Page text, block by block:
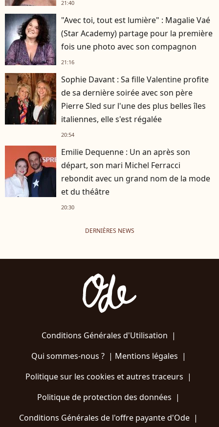
21:40
"Avec toi, tout est lumière" : Magalie Vaé
(Star Academy) partage pour la première
fois une photo avec son compagnon
21:16
Sophie Davant : Sa fille Valentine profite
de sa dernière soirée avec son père
Pierre Sled sur l'une des plus belles îles
italiennes, elle s'est régalée
20:54
Emilie Dequenne : Un an après son
départ, son mari Michel Ferracci
rebondit avec un grand nom de la mode
et du théâtre
20:30
DERNIÈRES NEWS
Conditions Générales d'Utilisation |
Qui sommes-nous ?| Mentions légales |
Politique sur les cookies et autres traceurs |
Politique de protection des données |
Conditions Générales de l'offre payante d'Ode |